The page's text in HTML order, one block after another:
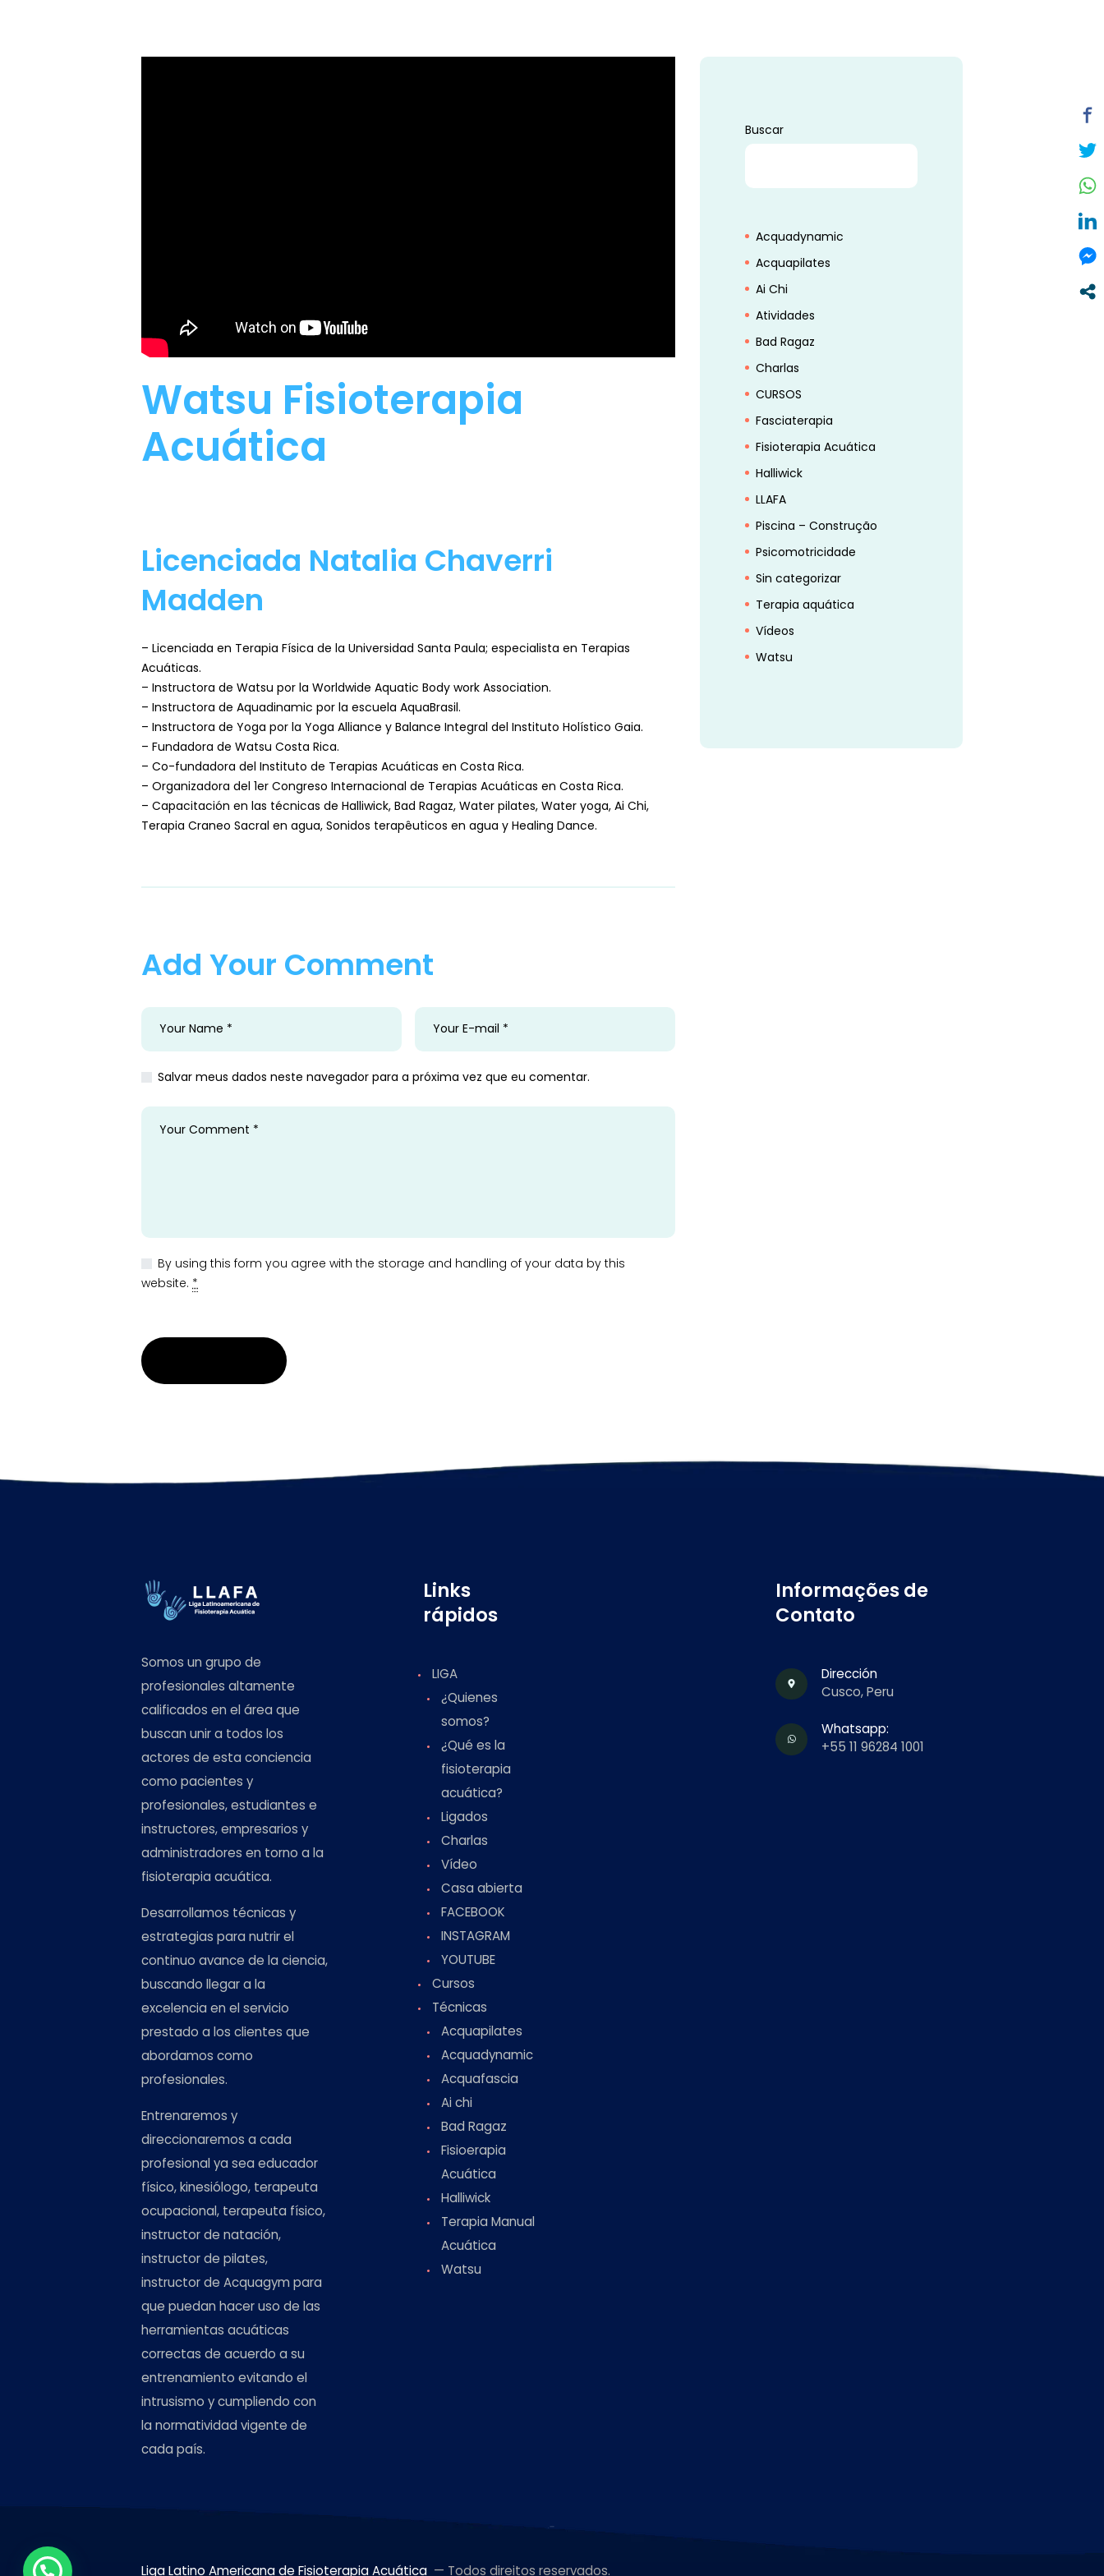
Watsu Fisioterapia
Acuática
Licenciada Natalia Chaverri
Madden
– Licenciada en Terapia Física de la Universidad Santa Paula; especialista en Terapias
Acuáticas.
– Instructora de Watsu por la Worldwide Aquatic Body work Association.
– Instructora de Aquadinamic por la escuela AquaBrasil.
– Instructora de Yoga por la Yoga Alliance y Balance Integral del Instituto Holístico Gaia.
– Fundadora de Watsu Costa Rica.
– Co-fundadora del Instituto de Terapias Acuáticas en Costa Rica.
– Organizadora del 1er Congreso Internacional de Terapias Acuáticas en Costa Rica.
– Capacitación en las técnicas de Halliwick, Bad Ragaz, Water pilates, Water yoga, Ai Chi,
Terapia Craneo Sacral en agua, Sonidos terapêuticos en agua y Healing Dance.
Add Your Comment
Salvar meus dados neste navegador para a próxima vez que eu comentar.
By using this form you agree with the storage and handling of your data by this
website. *
Buscar
Acquadynamic
Acquapilates
Ai Chi
Atividades
Bad Ragaz
Charlas
CURSOS
Fasciaterapia
Fisioterapia Acuática
Halliwick
LLAFA
Piscina – Construção
Psicomotricidade
Sin categorizar
Terapia aquática
Vídeos
Watsu
Somos un grupo de
profesionales altamente
calificados en el área que
buscan unir a todos los
actores de esta conciencia
como pacientes y
profesionales, estudiantes e
instructores, empresarios y
administradores en torno a la
fisioterapia acuática.
Desarrollamos técnicas y
estrategias para nutrir el
continuo avance de la ciencia,
buscando llegar a la
excelencia en el servicio
prestado a los clientes que
abordamos como
profesionales.
Entrenaremos y
direccionaremos a cada
profesional ya sea educador
físico, kinesiólogo, terapeuta
ocupacional, terapeuta físico,
instructor de natación,
instructor de pilates,
instructor de Acquagym para
que puedan hacer uso de las
herramientas acuáticas
correctas de acuerdo a su
entrenamiento evitando el
intrusismo y cumpliendo con
la normatividad vigente de
cada país.
Links
rápidos
LIGA
¿Quienes
somos?
¿Qué es la
fisioterapia
acuática?
Ligados
Charlas
Vídeo
Casa abierta
FACEBOOK
INSTAGRAM
YOUTUBE
Cursos
Técnicas
Acquapilates
Acquadynamic
Acquafascia
Ai chi
Bad Ragaz
Fisioerapia
Acuática
Halliwick
Terapia Manual
Acuática
Watsu
Informações de
Contato
Dirección
Cusco, Peru
Whatsapp:
+55 11 96284 1001
Liga Latino Americana de Fisioterapia Acuática — Todos direitos reservados.